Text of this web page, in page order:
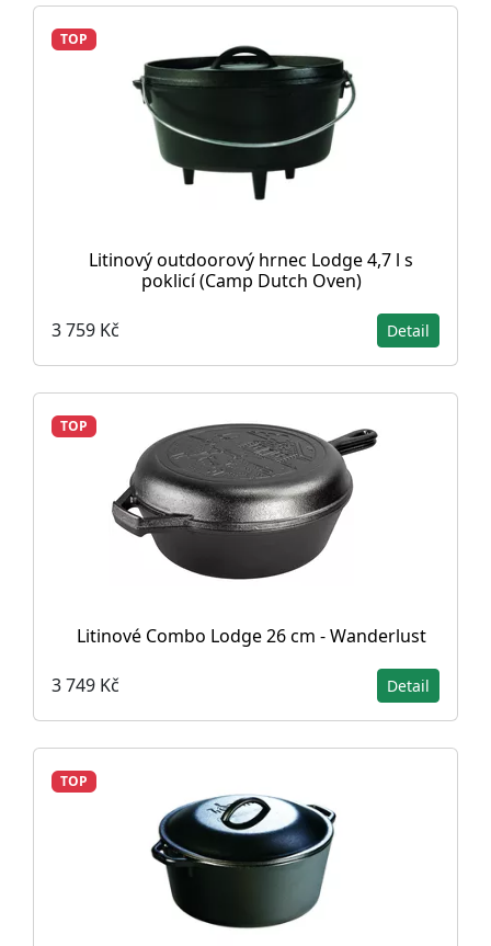
TOP
Litinový outdoorový hrnec Lodge 4,7 l s
poklicí (Camp Dutch Oven)
3 759 Kč Detail
TOP
Litinové Combo Lodge 26 cm - Wanderlust
3 749 Kč Detail
TOP